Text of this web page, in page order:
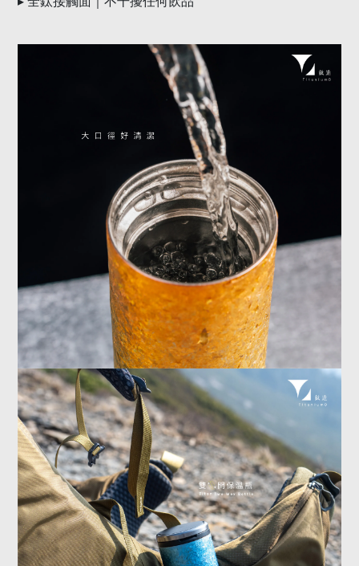
▌純鈦本質｜回到最乾淨的使用
▸ 不殘味、不混味
▸ 不生鏽、長期穩定
▸ 全鈦接觸面｜不干擾任何飲品